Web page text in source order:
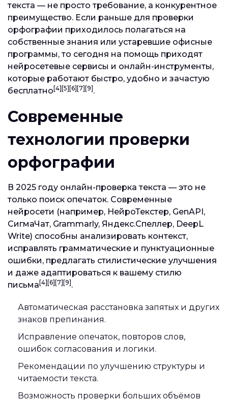
текста — не просто требование, а конкурентное
преимущество. Если раньше для проверки
орфографии приходилось полагаться на
собственные знания или устаревшие офисные
программы, то сегодня на помощь приходят
нейросетевые сервисы и онлайн-инструменты,
которые работают быстро, удобно и зачастую
бесплатно [4][5][6][7][9] .
Современные
технологии проверки
орфографии
В 2025 году онлайн-проверка текста — это не
только поиск опечаток. Современные
нейросети (например, НейроТекстер, GenAPI,
СигмаЧат, Grammarly, Яндекс.Спеллер, DeepL
Write) способны анализировать контекст,
исправлять грамматические и пунктуационные
ошибки, предлагать стилистические улучшения
и даже адаптироваться к вашему стилю
письма [4][6][7][9] .
Автоматическая расстановка запятых и других
знаков препинания.
Исправление опечаток, повторов слов,
ошибок согласования и логики.
Рекомендации по улучшению структуры и
читаемости текста.
Возможность проверки больших объёмов